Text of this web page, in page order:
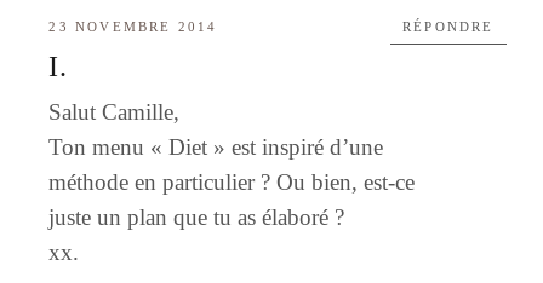
23 NOVEMBRE 2014
I.
Salut Camille,
Ton menu « Diet » est inspiré d’une
méthode en particulier ? Ou bien, est-ce
juste un plan que tu as élaboré ?
xx.
RÉPONDRE